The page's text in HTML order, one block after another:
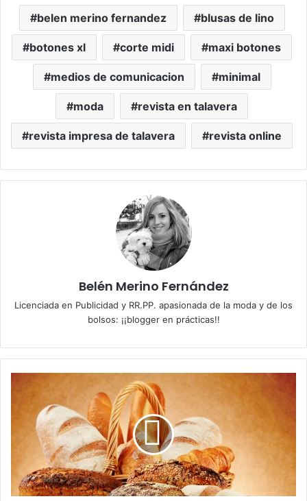
belen merino fernandez blusas de lino
botones xl corte midi maxi botones
medios de comunicacion minimal
moda revista en talavera
revista impresa de talavera revista online
Belén Merino Fernández
Licenciada en Publicidad y RR.PP. apasionada de la moda y de los
bolsos: ¡¡blogger en prácticas!!
i